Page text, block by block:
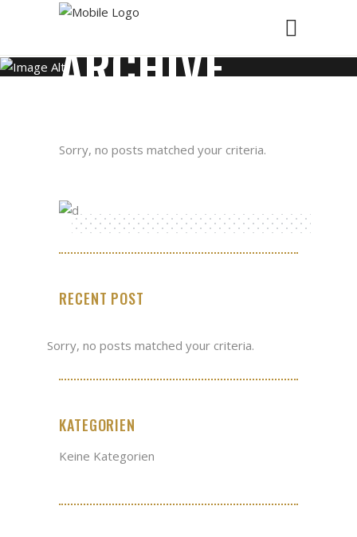
ARCHIVE
Sorry, no posts matched your criteria.
RECENT POST
Sorry, no posts matched your criteria.
KATEGORIEN
Keine Kategorien